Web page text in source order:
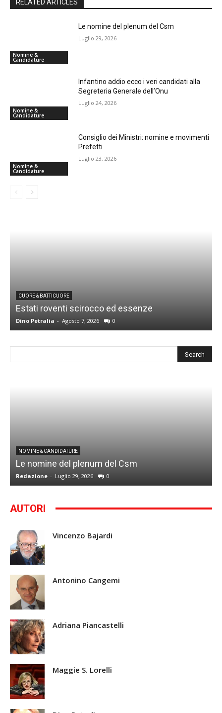
RELATED ARTICLES
Nomine &
Candidature
Le nomine del plenum del Csm
Luglio 29, 2026
Nomine &
Candidature
Infantino addio ecco i veri candidati alla
Segreteria Generale dell’Onu
Luglio 24, 2026
Nomine &
Candidature
Consiglio dei Ministri: nomine e movimenti
Prefetti
Luglio 23, 2026
CUORE & BATTICUORE
Estati roventi scirocco ed essenze
Dino Petralia - Agosto 7, 2026 0
NOMINE & CANDIDATURE
Le nomine del plenum del Csm
Redazione - Luglio 29, 2026 0
AUTORI
Vincenzo Bajardi
Antonino Cangemi
Adriana Piancastelli
Maggie S. Lorelli